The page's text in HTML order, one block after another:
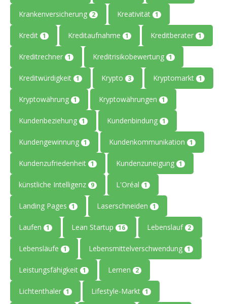
Krankenversicherung 2 Kreativität 1
Kredit 1 Kreditaufnahme 1 Kreditberater 1
Kreditrechner 1 Kreditrisikobewertung 1
Kreditwürdigkeit 1 Krypto 3 Kryptomarkt 1
Kryptowährung 1 Kryptowährungen 1
Kundenbeziehung 1 Kundenbindung 1
Kundengewinnung 1 Kundenkommunikation 1
Kundenzufriedenheit 1 Kundenzuneigung 1
künstliche Intelligenz 9 L'Oréal 1
Landing Pages 1 Laserschneiden 1
Laufen 1 Lean Startup 16 Lebenslauf 2
Lebensläufe 1 Lebensmittelverschwendung 1
Leistungsfähigkeit 1 Lernen 2
Lichtenthaler 1 Lifestyle-Markt 1